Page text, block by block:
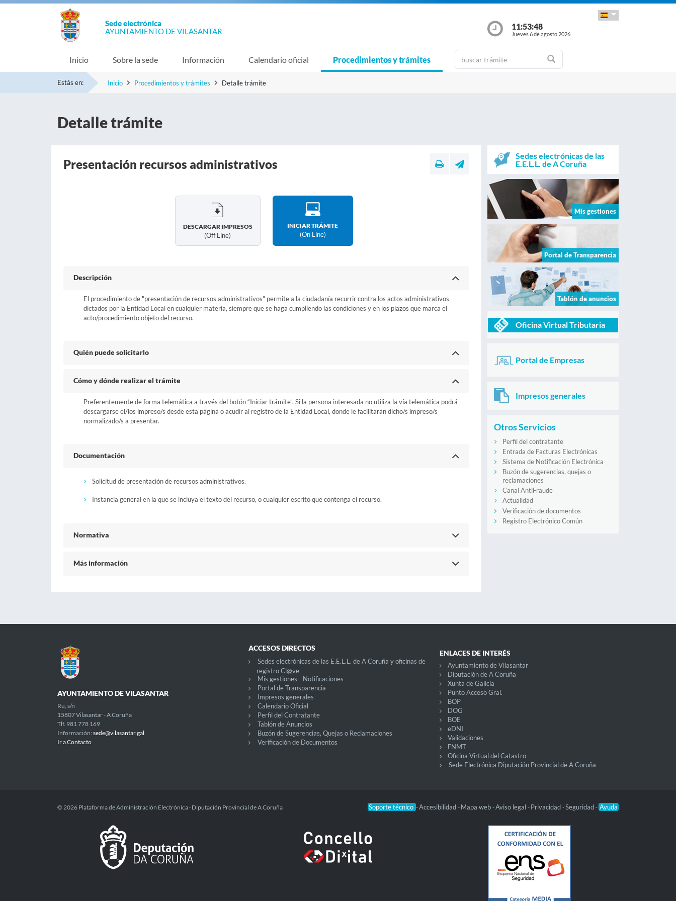
Sede electrónica
AYUNTAMIENTO DE VILASANTAR
11:53:49
Jueves 6 de agosto 2026
Inicio Sobre la sede Información Calendario oficial Procedimientos y trámites
Estás en: Inicio Procedimientos y trámites Detalle trámite
Detalle trámite
Presentación recursos administrativos
DESCARGAR IMPRESOS
(off Line)
INICIAR TRÁMITE
(on Line)
Descripción
El procedimiento de "presentación de recursos administrativos" permite a la ciudadanía recurrir contra los actos administrativos
dictados por la Entidad Local en cualquier materia, siempre que se haga cumpliendo las condiciones y en los plazos que marca el
acto/procedimiento objeto del recurso.
Quién puede solicitarlo
Cómo y dónde realizar el trámite
Preferentemente de forma telemática a través del botón “Iniciar trámite”. Si la persona interesada no utiliza la vía telemática podrá
descargarse el/los impreso/s desde esta página o acudir al registro de la Entidad Local, donde le facilitarán dicho/s impreso/s
normalizado/s a presentar.
Documentación
Solicitud de presentación de recursos administrativos.
Instancia general en la que se incluya el texto del recurso, o cualquier escrito que contenga el recurso.
Normativa
Más información
Sedes electrónicas de las
E.E.L.L. de A Coruña
Mis gestiones
Portal de Transparencia
Tablón de anuncios
Oficina Virtual Tributaria
Portal de Empresas
Impresos generales
Otros Servicios
Perfil del contratante
Entrada de Facturas Electrónicas
Sistema de Notificación Electrónica
Buzón de sugerencias, quejas o
reclamaciones
Canal AntiFraude
Actualidad
Verificación de documentos
Registro Electrónico Común
AYUNTAMIENTO DE VILASANTAR
Ru, s/n
15807 Vilasantar - A Coruña
Tlf. 981 778 169
Información: sede@vilasantar.gal
Ir a Contacto
ACCESOS DIRECTOS
Sedes electrónicas de las E.E.L.L. de A Coruña y oficinas de
registro Cl@ve
Mis gestiones - Notificaciones
Portal de Transparencia
Impresos generales
Calendario Oficial
Perfil del Contratante
Tablón de Anuncios
Buzón de Sugerencias, Quejas o Reclamaciones
Verificación de Documentos
ENLACES DE INTERÉS
Ayuntamiento de Vilasantar
Diputación de A Coruña
Xunta de Galicia
Punto Acceso Gral.
BOP
DOG
BOE
eDNI
Validaciones
FNMT
Oficina Virtual del Catastro
Sede Electrónica Diputación Provincial de A Coruña
Soporte técnico -Accesibilidad - Mapa web -Aviso legal - Privacidad -Seguridad - Ayuda
© 2026 Plataforma de Administración Electrónica · Diputación Provincial de A Coruña